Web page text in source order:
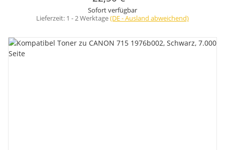
Sofort verfügbar
Lieferzeit: 1 - 2 Werktage(DE - Ausland abweichend)